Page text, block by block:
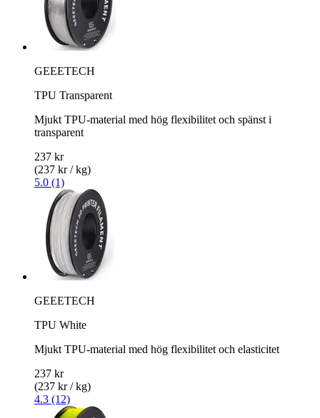
GEEETECH
TPU Transparent
Mjukt TPU-material med hög flexibilitet och spänst i
transparent
237 kr
(237 kr / kg)
5.0 (1)
GEEETECH
TPU White
Mjukt TPU-material med hög flexibilitet och elasticitet
237 kr
(237 kr / kg)
4.3 (12)